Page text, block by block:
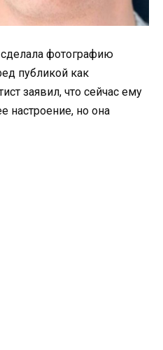
фотографию
публикой как
заявил, что сейчас ему
настроение, но она